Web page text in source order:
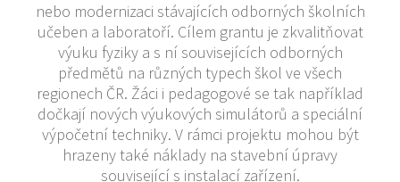
nebo modernizaci stávajících odborných školních
učeben a laboratoří. Cílem grantu je zkvalitňovat
výuku fyziky a s ní souvisejících odborných
předmětů na různých typech škol ve všech
regionech ČR. Žáci i pedagogové se tak například
dočkají nových výukových simulátorů a speciální
výpočetní techniky. V rámci projektu mohou být
hrazeny také náklady na stavební úpravy
související s instalací zařízení.